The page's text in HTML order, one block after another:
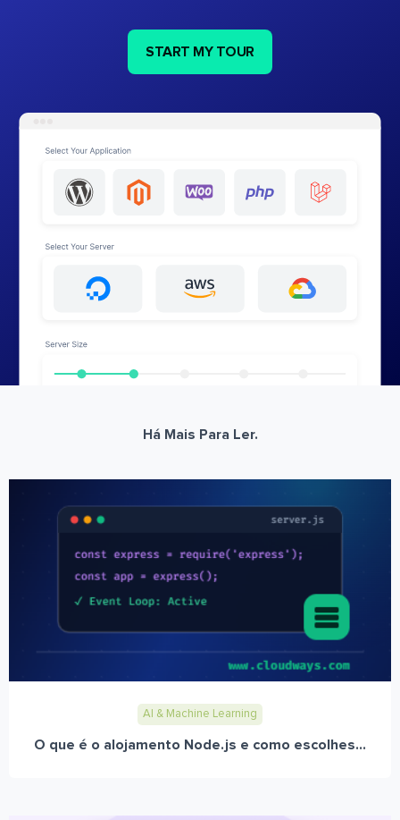
START MY TOUR
Há Mais Para Ler.
AI & Machine Learning
O que é o alojamento Node.js e como escolhes...